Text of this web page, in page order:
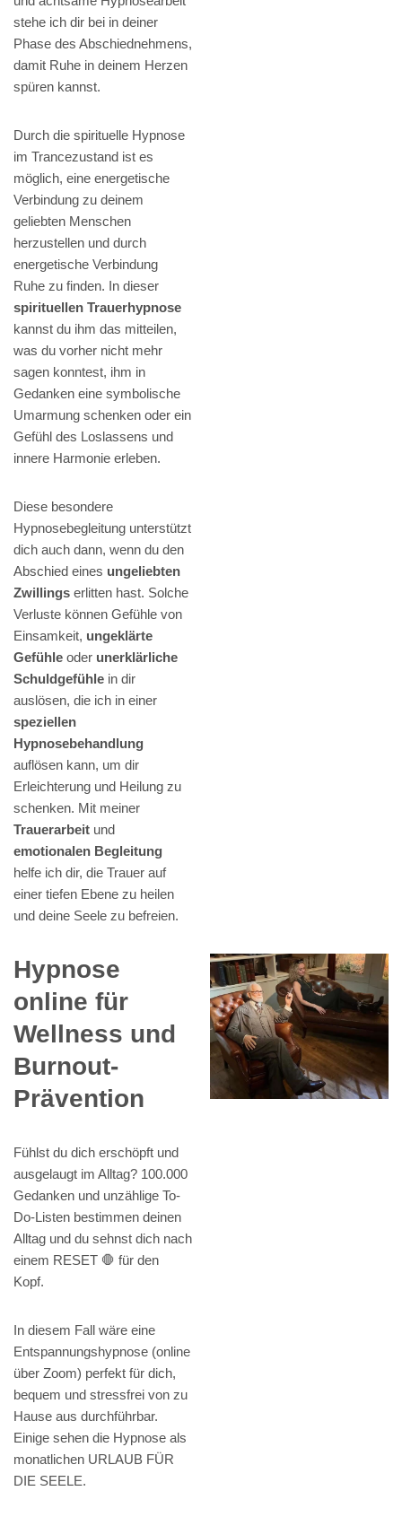
stehe ich dir bei in deiner
Phase des Abschiednehmens,
damit Ruhe in deinem Herzen
spüren kannst.
Durch die spirituelle Hypnose
im Trancezustand ist es
möglich, eine energetische
Verbindung zu deinem
geliebten Menschen
herzustellen und durch
energetische Verbindung
Ruhe zu finden. In dieser
spirituellen Trauerhypnose
kannst du ihm das mitteilen,
was du vorher nicht mehr
sagen konntest, ihm in
Gedanken eine symbolische
Umarmung schenken oder ein
Gefühl des Loslassens und
innere Harmonie erleben.
Diese besondere
Hypnosebegleitung unterstützt
dich auch dann, wenn du den
Abschied eines ungeliebten
Zwillings erlitten hast. Solche
Verluste können Gefühle von
Einsamkeit, ungeklärte
Gefühle oder unerklärliche
Schuldgefühle in dir
auslösen, die ich in einer
speziellen
Hypnosebehandlung
auflösen kann, um dir
Erleichterung und Heilung zu
schenken. Mit meiner
Trauerarbeit und
emotionalen Begleitung
helfe ich dir, die Trauer auf
einer tiefen Ebene zu heilen
und deine Seele zu befreien.
Hypnose
online für
Wellness und
Burnout-
Prävention
Fühlst du dich erschöpft und
ausgelaugt im Alltag? 100.000
Gedanken und unzählige To-
Do-Listen bestimmen deinen
Alltag und du sehnst dich nach
einem RESET 🛑 für den
Kopf.
In diesem Fall wäre eine
Entspannungshypnose (online
über Zoom) perfekt für dich,
bequem und stressfrei von zu
Hause aus durchführbar.
Einige sehen die Hypnose als
monatlichen URLAUB FÜR
DIE SEELE.